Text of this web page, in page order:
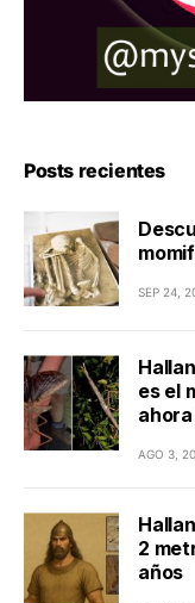
Posts recientes
SEP 24,
es el
ahora
AGO 3,
2
años